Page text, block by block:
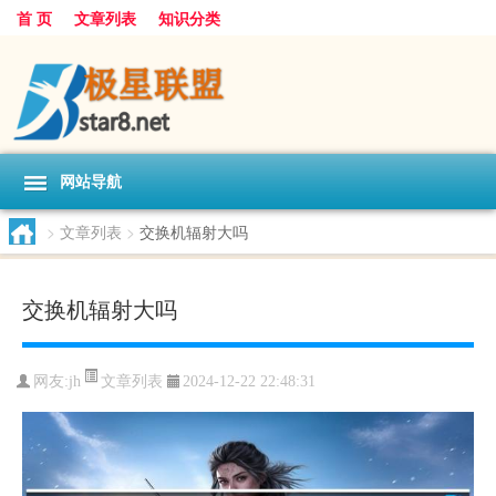
首 页 文章列表 知识分类
网站导航
> 文章列表 > 交换机辐射大吗
交换机辐射大吗
网友:jh 文章列表 2024-12-22 22:48:31